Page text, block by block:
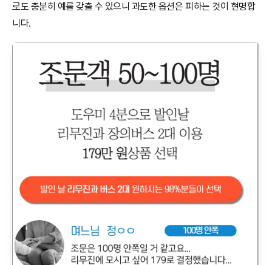
로도 충분히 예를 갖출 수 있으니 과도한 옵션은 피하는 것이 현명합
니다.